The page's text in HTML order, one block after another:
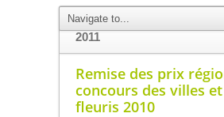
ARCHIVES DU MOIS DE
2011
Remise des prix
concours des villes
fleuris 2010